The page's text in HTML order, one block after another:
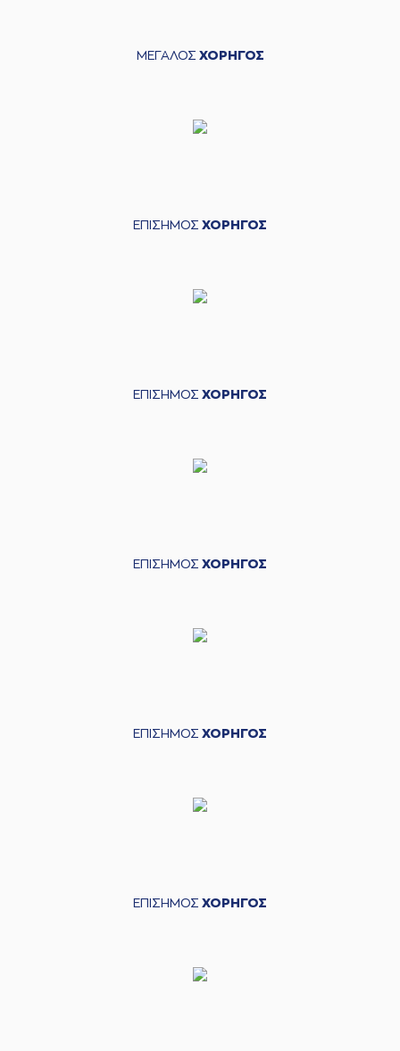
ΜΕΓΑΛΟΣ ΧΟΡΗΓΟΣ
ΕΠΙΣΗΜΟΣ ΧΟΡΗΓΟΣ
ΕΠΙΣΗΜΟΣ ΧΟΡΗΓΟΣ
ΕΠΙΣΗΜΟΣ ΧΟΡΗΓΟΣ
ΕΠΙΣΗΜΟΣ ΧΟΡΗΓΟΣ
ΕΠΙΣΗΜΟΣ ΧΟΡΗΓΟΣ